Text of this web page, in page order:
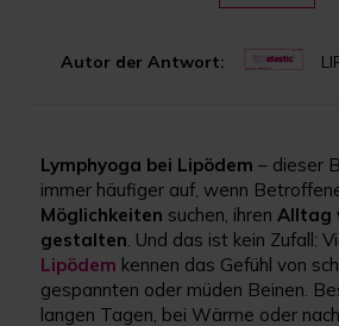
Autor der Antwort:
Lymphyoga bei Lipödem– dieser
immer häufiger auf, wenn
Möglichkeiten suchen, ihrenAlltag
gestalten. Und das ist kein Zufall:
Lipödem kennen das Gefühl von
gespannten oder müden Beinen.
langen Tagen, bei Wärme oder